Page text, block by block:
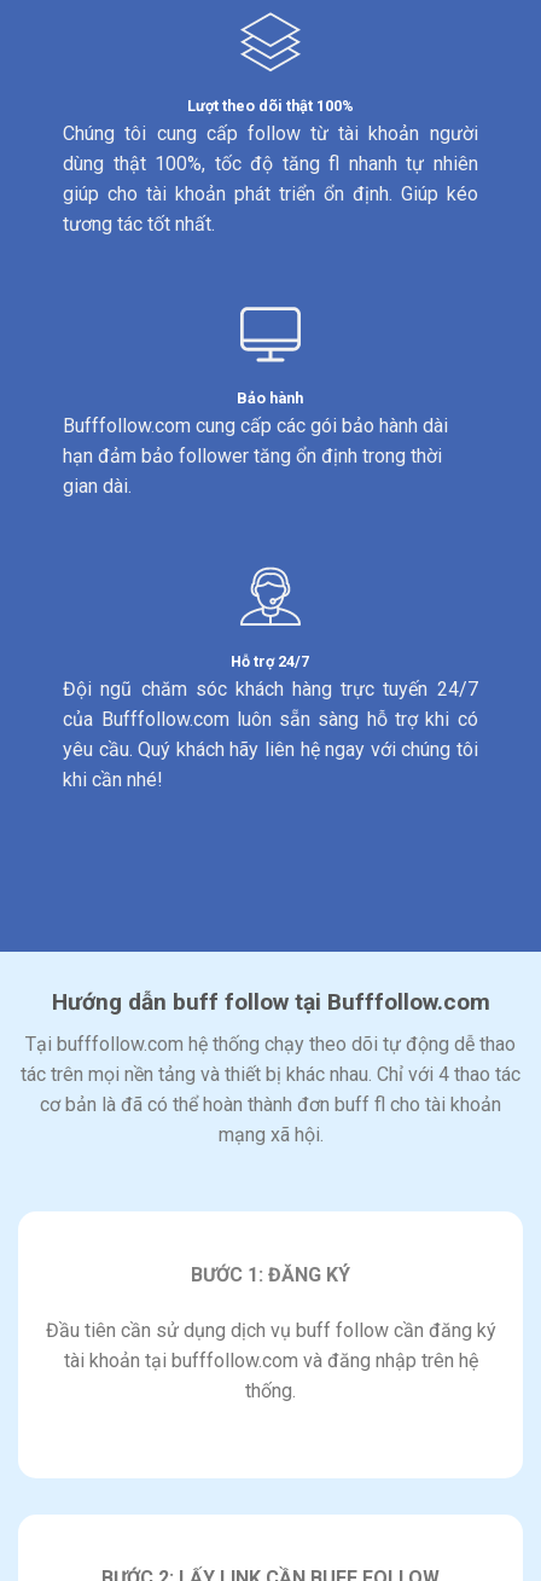
Lượt theo dõi thật 100%
Chúng tôi cung cấp follow từ tài khoản người
dùng thật 100%, tốc độ tăng fl nhanh tự nhiên
giúp cho tài khoản phát triển ổn định. Giúp kéo
tương tác tốt nhất.
Bảo hành
Bufffollow.com cung cấp các gói bảo hành dài
hạn đảm bảo follower tăng ổn định trong thời
gian dài.
Hỗ trợ 24/7
Đội ngũ chăm sóc khách hàng trực tuyến 24/7
của Bufffollow.com luôn sẵn sàng hỗ trợ khi có
yêu cầu. Quý khách hãy liên hệ ngay với chúng tôi
khi cần nhé!
Hướng dẫn buff follow tại Bufffollow.com
Tại bufffollow.com hệ thống chạy theo dõi tự động dễ thao
tác trên mọi nền tảng và thiết bị khác nhau. Chỉ với 4 thao tác
cơ bản là đã có thể hoàn thành đơn buff fl cho tài khoản
mạng xã hội.
BƯỚC 1: ĐĂNG KÝ
Đầu tiên cần sử dụng dịch vụ buff follow cần đăng ký
tài khoản tại bufffollow.com và đăng nhập trên hệ
thống.